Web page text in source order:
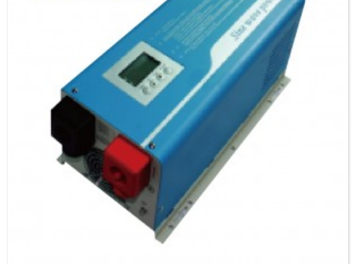
براہ کرم پاس ورڈ درج